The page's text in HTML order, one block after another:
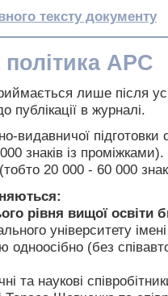
тексту документу
APC
лише після
публікації в журналі.
видавничої підготовки
знаків із
20 000 - 60 000
рівня вищої
університету
одноосібно (без
та наукові